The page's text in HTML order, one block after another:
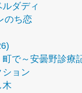
ダディ
のち恋
で～安曇野診療
ション
木